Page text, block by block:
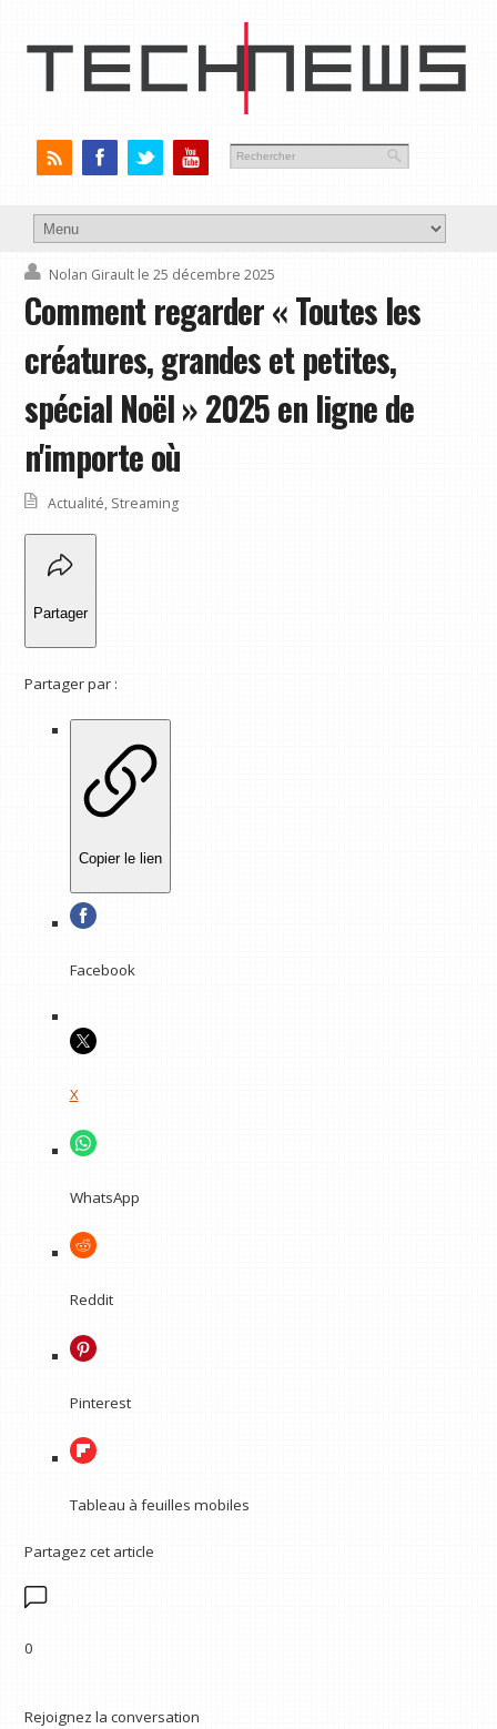
Nolan Girault le 25 décembre 2025
Comment regarder « Toutes les
créatures, grandes et petites,
spécial Noël » 2025 en ligne de
n'importe où
Actualité, Streaming
Partager
Partager par :
Copier le lien
Facebook
X
WhatsApp
Reddit
Pinterest
Tableau à feuilles mobiles
Partagez cet article
0
Rejoignez la conversation